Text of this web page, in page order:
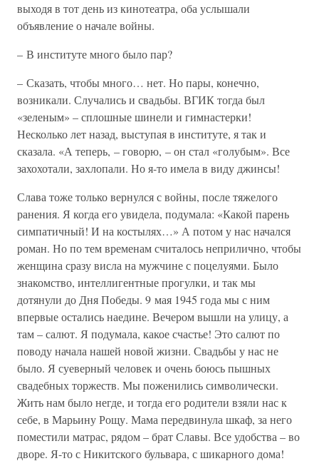
выходя в тот день из кинотеатра, оба услышали
объявление о начале войны.
– В институте много было пар?
– Сказать, чтобы много… нет. Но пары, конечно,
возникали. Случались и свадьбы. ВГИК тогда был
«зеленым» – сплошные шинели и гимнастерки!
Несколько лет назад, выступая в институте, я так и
сказала. «А теперь, – говорю, – он стал «голубым». Все
захохотали, захлопали. Но я-то имела в виду джинсы!
Слава тоже только вернулся с войны, после тяжелого
ранения. Я когда его увидела, подумала: «Какой парень
симпатичный! И на костылях…» А потом у нас начался
роман. Но по тем временам считалось неприлично, чтобы
женщина сразу висла на мужчине с поцелуями. Было
знакомство, интеллигентные прогулки, и так мы
дотянули до Дня Победы. 9 мая 1945 года мы с ним
впервые остались наедине. Вечером вышли на улицу, а
там – салют. Я подумала, какое счастье! Это салют по
поводу начала нашей новой жизни. Свадьбы у нас не
было. Я суеверный человек и очень боюсь пышных
свадебных торжеств. Мы поженились символически.
Жить нам было негде, и тогда его родители взяли нас к
себе, в Марьину Рощу. Мама передвинула шкаф, за него
поместили матрас, рядом – брат Славы. Все удобства – во
дворе. Я-то с Никитского бульвара, с шикарного дома!